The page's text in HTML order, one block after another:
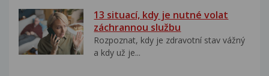
13 situací, kdy je nutné volat
záchrannou službu
Rozpoznat, kdy je zdravotní stav vážný
a kdy už je...